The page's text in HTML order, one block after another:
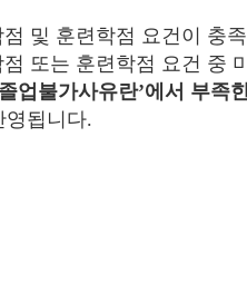
및 훈련학점 요건이 충
또는 훈련학점 요건 중
업불가사유란’에서 부족
영됩니다.